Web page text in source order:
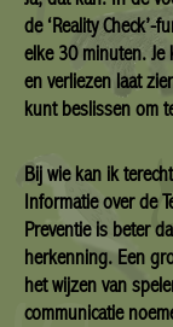
de ‘Reality
elke 30 minuten.
en verliezen laat
kunt beslissen om
Bij wie kan ik
Informatie over de
Preventie is beter
herkenning. Een
het wijzen van
communicatie